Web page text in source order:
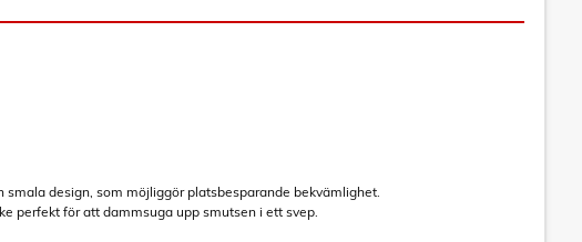
design, som möjliggör platsbesparande bekvämlighet.
perfekt för att dammsuga upp smutsen i ett svep.